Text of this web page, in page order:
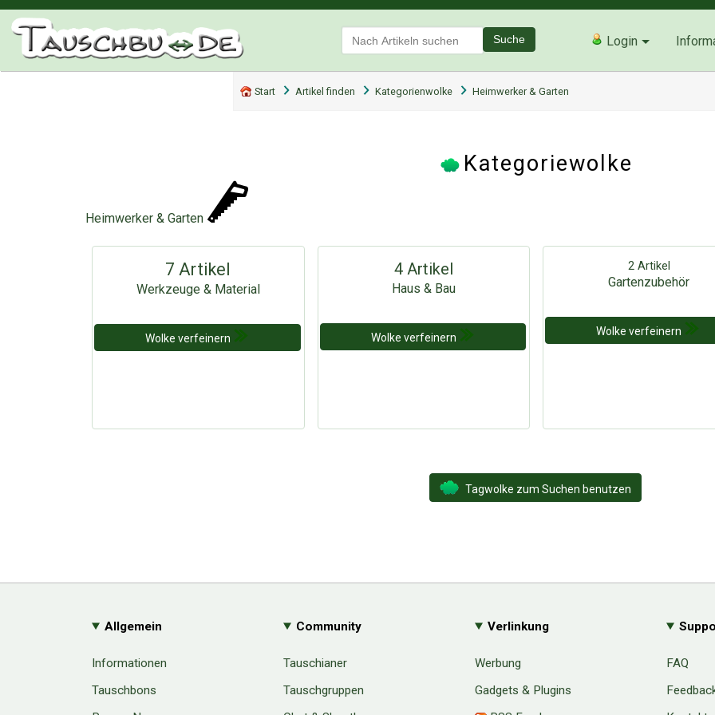
Suche Login
Start Artikel finden Kategorienwolke Heimwerker & Garten
Kategoriewolke
Heimwerker & Garten
7 Artikel
Werkzeuge & Material
Wolke verfeinern
4 Artikel
Haus & Bau
Wolke verfeinern
2 Artikel
Gartenzubehör
Wolke verfeinern
Tagwolke zum Suchen benutzen
Allgemein
Informationen
Tauschbons
Community
Tauschianer
Tauschgruppen
Verlinkung
Werbung
Gadgets & Plugins
FAQ